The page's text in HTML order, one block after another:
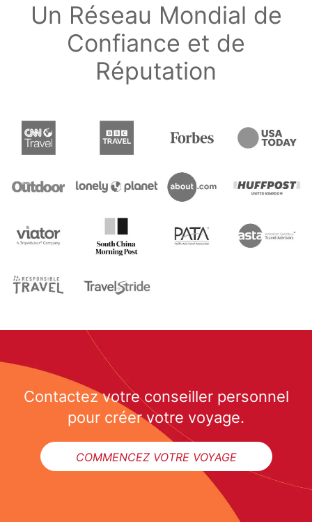
Un Réseau Mondial de
Confiance et de
Réputation
Contactez votre conseiller personnel
pour créer votre voyage.
COMMENCEZ VOTRE VOYAGE